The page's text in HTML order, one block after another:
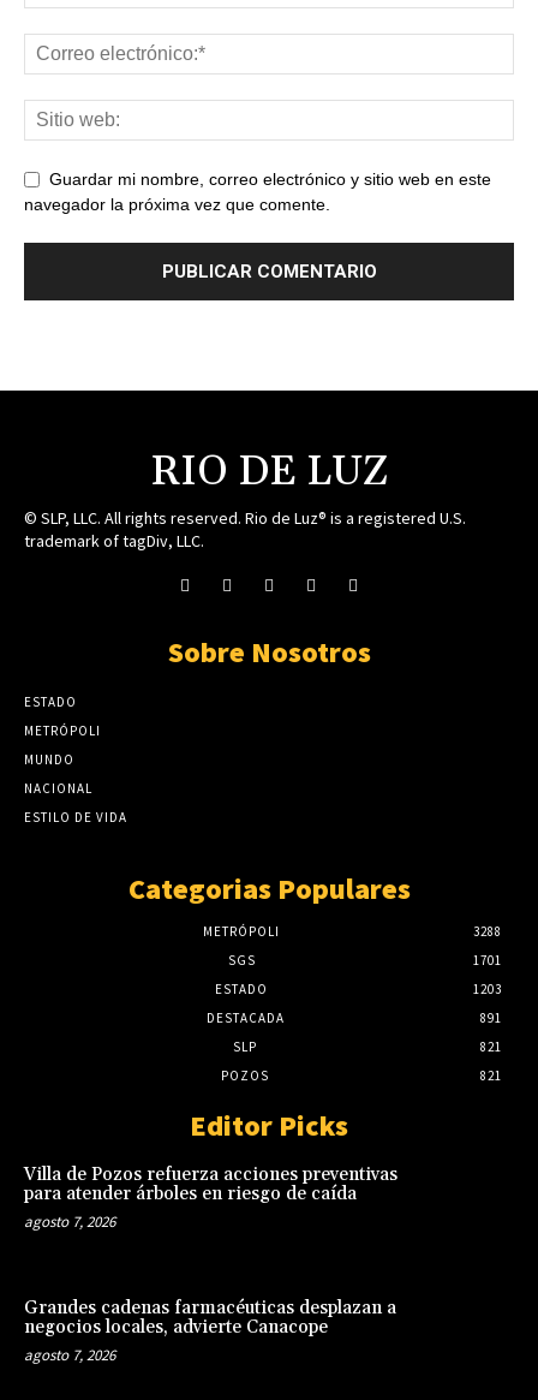
Guardar mi nombre, correo electrónico y sitio web en este
navegador la próxima vez que comente.
RIO DE LUZ
© SLP, LLC. All rights reserved. Rio de Luz® is a registered U.S.
trademark of tagDiv, LLC.
Sobre Nosotros
ESTADO
METRÓPOLI
MUNDO
NACIONAL
ESTILO DE VIDA
Categorias Populares
METRÓPOLI
3288
SGS
1701
ESTADO
1203
DESTACADA
891
SLP
821
POZOS
821
Editor Picks
Villa de Pozos refuerza acciones preventivas
para atender árboles en riesgo de caída
agosto 7, 2026
Grandes cadenas farmacéuticas desplazan a
negocios locales, advierte Canacope
agosto 7, 2026